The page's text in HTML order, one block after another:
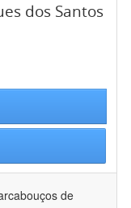
dos Santos
de